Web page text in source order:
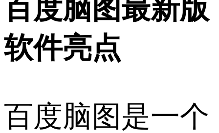
百度脑图最新版
软件亮点
百度脑图是一个